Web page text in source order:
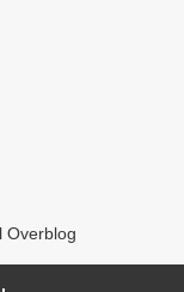
Overblog